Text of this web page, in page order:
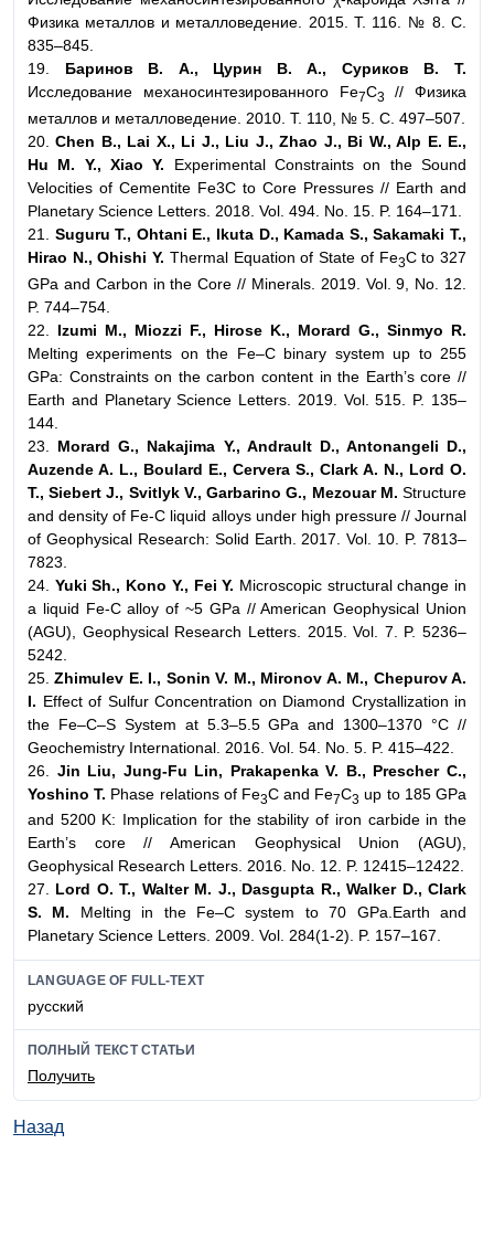
Физика металлов и металловедение. 2015. Т. 116. № 8. С.
835–845.
19.
Баринов В. А., Цурин В. А., Суриков В. Т.
Исследование механосинтезированного Fe7C3 // Физика
металлов и металловедение. 2010. Т. 110, № 5. С. 497–507.
20.Chen B., Lai X., Li J., Liu J., Zhao J., Bi W., Alp E. E.,
Hu M. Y., Xiao Y. Experimental Constraints on the Sound
Velocities of Cementite Fe3C to Core Pressures // Earth and
Planetary Science Letters. 2018. Vol. 494. No. 15. P. 164–171.
21.
Suguru T., Ohtani E., Ikuta D., Kamada S., Sakamaki T.,
Hirao N., Ohishi Y. Thermal Equation of State of Fe3C to 327
GPa and Carbon in the Core // Minerals. 2019. Vol. 9, No. 12.
P. 744–754.
22. Izumi M., Miozzi F., Hirose K., Morard G., Sinmyo R.
Melting experiments on the Fe–C binary system up to 255
GPa: Constraints on the carbon content in the Earth’s core //
Earth and Planetary Science Letters. 2019. Vol. 515. P. 135–
144.
23. Morard G., Nakajima Y., Andrault D., Antonangeli D.,
Auzende A. L., Boulard E., Cervera S., Clark A. N., Lord O.
T., Siebert J., Svitlyk V., Garbarino G., Mezouar M. Structure
and density of Fe-C liquid alloys under high pressure // Journal
of Geophysical Research: Solid Earth. 2017. Vol. 10. P. 7813–
7823.
24. Yuki Sh., Kono Y., Fei Y. Microscopic structural change in
a liquid Fe-C alloy of ~5 GPa // American Geophysical Union
(AGU), Geophysical Research Letters. 2015. Vol. 7. P. 5236–
5242.
25.Zhimulev E. I., Sonin V. M., Mironov A. M., Chepurov A.
I. Effect of Sulfur Concentration on Diamond Crystallization in
the Fe–C–S System at 5.3–5.5 GPa and 1300–1370 °C //
Geochemistry International. 2016. Vol. 54. No. 5. P. 415–422.
26. Jin Liu, Jung-Fu Lin, Prakapenka V. B., Prescher C.,
Yoshino T. Phase relations of Fe3C and Fe7C3 up to 185 GPa
and 5200 K: Implication for the stability of iron carbide in the
Earth’s core // American Geophysical Union (AGU),
Geophysical Research Letters. 2016. No. 12. P. 12415–12422.
27. Lord O. T., Walter M. J., Dasgupta R., Walker D., Clark
S. M. Melting in the Fe–C system to 70 GPa.Earth and
Planetary Science Letters. 2009. Vol. 284(1-2). P. 157–167.
LANGUAGE OF FULL-TEXT
русский
ПОЛНЫЙ ТЕКСТ СТАТЬИ
Получить
Назад